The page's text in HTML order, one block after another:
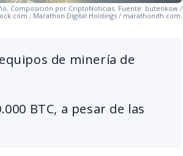
Composición por CriptoNoticias. Fuente: butenkow /
; Marathon Digital Holdings / marathondh.com.
de minería de
BTC, a pesar de las